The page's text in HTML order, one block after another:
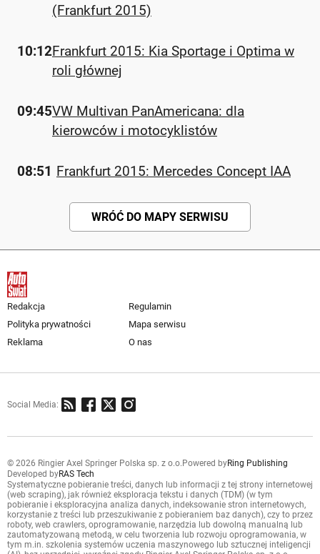
(Frankfurt 2015)
10:12Frankfurt 2015: Kia Sportage i Optima w
roli głównej
09:45VW Multivan PanAmericana: dla
kierowców i motocyklistów
08:51 Frankfurt 2015: Mercedes Concept IAA
WRÓĆ DO MAPY SERWISU
Redakcja
Regulamin
Polityka prywatności
Mapa serwisu
Reklama
O nas
Social Media:
© 2026 Ringier Axel Springer Polska sp. z o.o. Powered byRing Publishing
Developed byRAS Tech
Systematyczne pobieranie treści, danych lub informacji z tej strony internetowej
(web scraping), jak również eksploracja tekstu i danych (TDM) (w tym
pobieranie i eksploracyjna analiza danych, indeksowanie stron internetowych,
korzystanie z treści lub przeszukiwanie z pobieraniem baz danych), czy to przez
roboty, web crawlers, oprogramowanie, narzędzia lub dowolną manualną lub
zautomatyzowaną metodą, w celu tworzenia lub rozwoju oprogramowania, w
tym m.in. szkolenia systemów uczenia maszynowego lub sztucznej inteligencji